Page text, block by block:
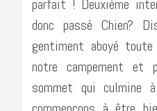
parfait ! Deuxième
donc passé Chien?
gentiment aboyé
notre campement et
sommet qui